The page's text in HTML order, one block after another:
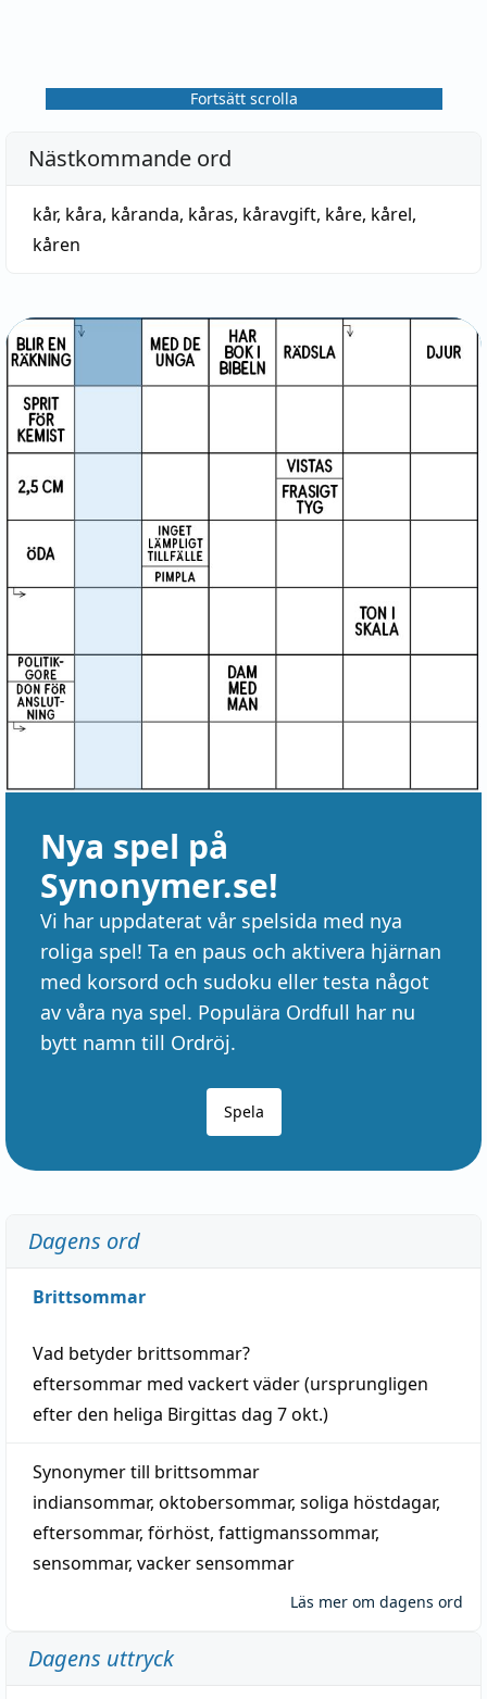
Fortsätt scrolla
Nästkommande ord
kår, kåra, kåranda, kåras, kåravgift, kåre, kårel,
kåren
Nya spel på
Synonymer.se!
Vi har uppdaterat vår spelsida med nya
roliga spel! Ta en paus och aktivera hjärnan
med korsord och sudoku eller testa något
av våra nya spel. Populära Ordfull har nu
bytt namn till Ordröj.
Spela
Dagens ord
Brittsommar
Vad betyder brittsommar?
eftersommar med vackertväder(ursprungligen
efter den heliga Birgittas dag 7 okt.)
Synonymer till brittsommar
indiansommar, oktobersommar, soliga höstdagar,
eftersommar, förhöst, fattigmanssommar,
sensommar, vacker sensommar
Läs mer om dagens ord
Dagens uttryck